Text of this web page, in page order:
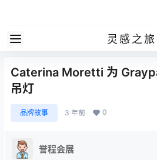
灵感之旅
Caterina Moretti 为
吊灯
品牌故事 3 年前 0
誉程会展